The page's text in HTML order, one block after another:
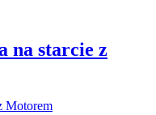
na starcie z